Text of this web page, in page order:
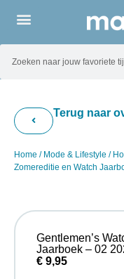
Terug naar
Home / Mode & Lifestyle /
Zomereditie en Watch
Gentlemen’s
Jaarboek – 02
€ 9,95